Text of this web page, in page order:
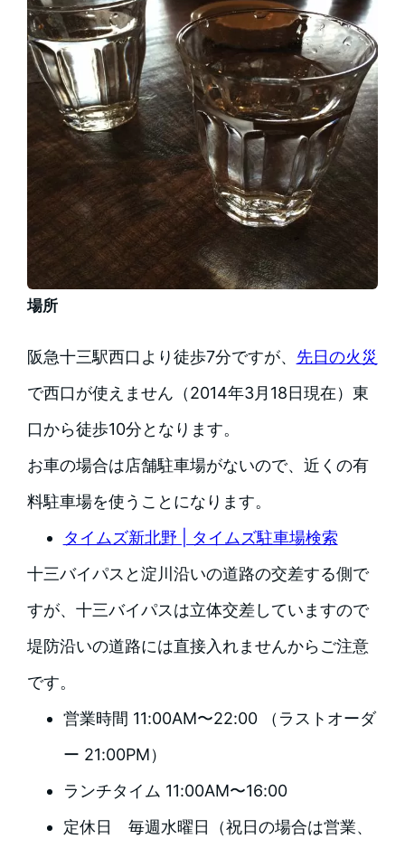
場所
阪急十三駅西口より徒歩7分ですが、 先日の火災
で西口が使えません（2014年3月18日現在）東
口から徒歩10分となります。
お車の場合は店舗駐車場がないので、近くの有
料駐車場を使うことになります。
タイムズ新北野 | タイムズ駐車場検索
十三バイパスと淀川沿いの道路の交差する側で
すが、十三バイパスは立体交差していますので
堤防沿いの道路には直接入れませんからご注意
です。
営業時間 11:00AM〜22:00 （ラストオーダ
ー 21:00PM）
ランチタイム 11:00AM〜16:00
定休日 毎週水曜日（祝日の場合は営業、